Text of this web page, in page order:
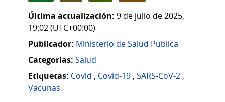
Última actualización: 9 de julio de 2025,
19:02 (UTC+00:00)
Publicador: Ministerio de Salud Publica
Categorias: Salud
Etiquetas: Covid , Covid-19 , SARS-CoV-2 ,
Vacunas